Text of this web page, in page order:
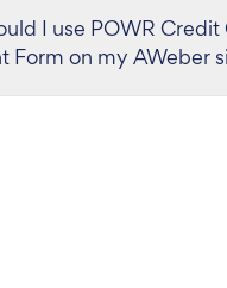
I use POWR Credit
Form on my AWeber